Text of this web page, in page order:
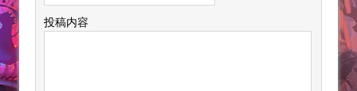
投稿内容